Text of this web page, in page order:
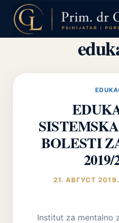
content
BOLESTI
2019/
21. АВГУСТ 2019.
Institut za mentalno